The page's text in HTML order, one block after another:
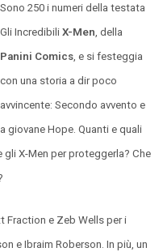
Sono 250 i numeri della testata
Gli Incredibili X-Men , della
Panini Comics , e si festeggia
con una storia a dir poco
avvincente: Secondo avvento e
giovane Hope. Quanti e quali
X-Men per proteggerla? Che
Fraction e Zeb Wells per i
e Ibraim Roberson. In più, un